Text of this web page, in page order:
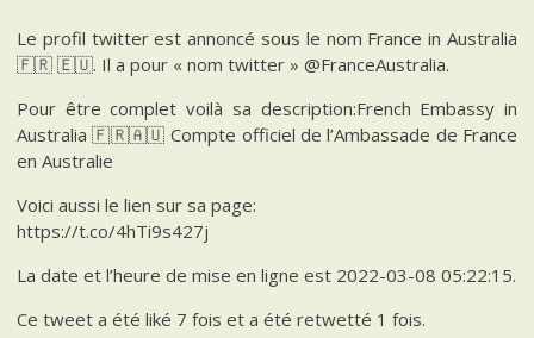
Le profil twitter est annoncé sous le nom France in Australia
🇫🇷 🇪🇺. Il a pour « nom twitter » @FranceAustralia.
Pour être complet voilà sa description:French Embassy in
Australia 🇫🇷🇦🇺 Compte officiel de l’Ambassade de France
en Australie
Voici aussi le lien sur sa page:
https://t.co/4hTi9s427j
La date et l’heure de mise en ligne est 2022-03-08 05:22:15.
Ce tweet a été liké 7 fois et a été retwetté 1 fois.